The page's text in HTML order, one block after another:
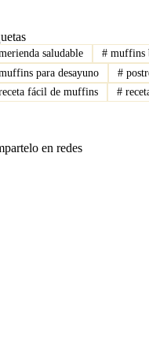
saludable # muffins
para desayuno #
fácil de muffins #
en redes